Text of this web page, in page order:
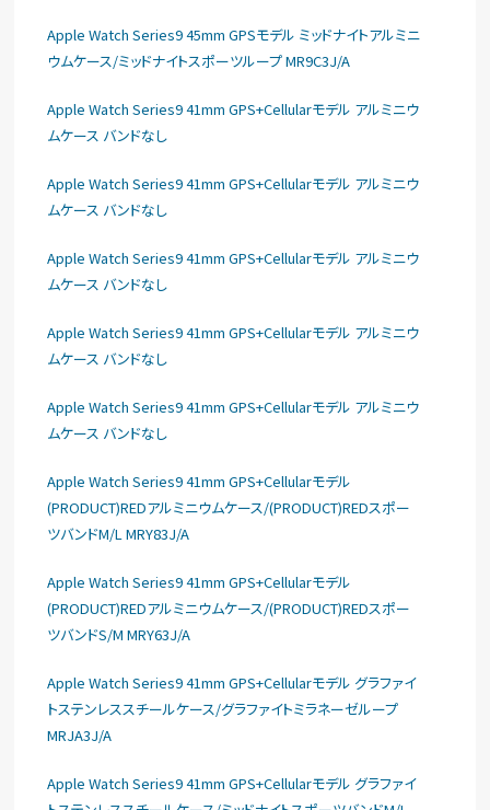
Apple Watch Series9 45mm GPSモデル ミッドナイトアルミニ
ウムケース/ミッドナイトスポーツループ MR9C3J/A
Apple Watch Series9 41mm GPS+Cellularモデル アルミニウ
ムケース バンドなし
Apple Watch Series9 41mm GPS+Cellularモデル アルミニウ
ムケース バンドなし
Apple Watch Series9 41mm GPS+Cellularモデル アルミニウ
ムケース バンドなし
Apple Watch Series9 41mm GPS+Cellularモデル アルミニウ
ムケース バンドなし
Apple Watch Series9 41mm GPS+Cellularモデル アルミニウ
ムケース バンドなし
Apple Watch Series9 41mm GPS+Cellularモデル
(PRODUCT)REDアルミニウムケース/(PRODUCT)REDスポー
ツバンドM/L MRY83J/A
Apple Watch Series9 41mm GPS+Cellularモデル
(PRODUCT)REDアルミニウムケース/(PRODUCT)REDスポー
ツバンドS/M MRY63J/A
Apple Watch Series9 41mm GPS+Cellularモデル グラファイ
トステンレススチールケース/グラファイトミラネーゼループ
MRJA3J/A
Apple Watch Series9 41mm GPS+Cellularモデル グラファイ